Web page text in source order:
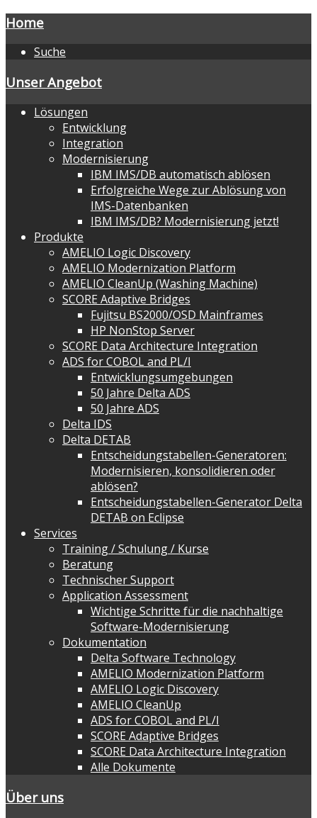
Home
Suche
Unser Angebot
Lösungen
Entwicklung
Integration
Modernisierung
IBM IMS/DB automatisch ablösen
Erfolgreiche Wege zur Ablösung von
IMS-Datenbanken
IBM IMS/DB? Modernisierung jetzt!
Produkte
AMELIO Logic Discovery
AMELIO Modernization Platform
AMELIO CleanUp (Washing Machine)
SCORE Adaptive Bridges
Fujitsu BS2000/OSD Mainframes
HP NonStop Server
SCORE Data Architecture Integration
ADS for COBOL and PL/I
Entwicklungsumgebungen
50 Jahre Delta ADS
50 Jahre ADS
Delta IDS
Delta DETAB
Entscheidungstabellen-Generatoren:
Modernisieren, konsolidieren oder
ablösen?
Entscheidungstabellen-Generator Delta
DETAB on Eclipse
Services
Training / Schulung / Kurse
Beratung
Technischer Support
Application Assessment
Wichtige Schritte für die nachhaltige
Software-Modernisierung
Dokumentation
Delta Software Technology
AMELIO Modernization Platform
AMELIO Logic Discovery
AMELIO CleanUp
ADS for COBOL and PL/I
SCORE Adaptive Bridges
SCORE Data Architecture Integration
Alle Dokumente
Über uns